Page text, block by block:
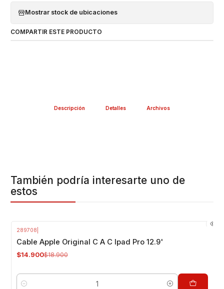
Mostrar stock de ubicaciones
COMPARTIR ESTE PRODUCTO
Descripción Detalles Archivos
También podría interesarte uno de
estos
289708
Cable Apple Original C A C Ipad Pro 12.9'
$14.900$18.900